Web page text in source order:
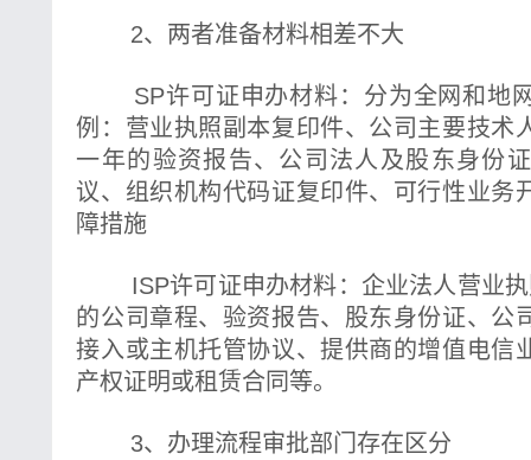
2、两者准备材料相差不大
SP许可证申办材料：分为全网和地网
例：营业执照副本复印件、公司主要技术
一年的验资报告、公司法人及股东身份
议、组织机构代码证复印件、可行性业务
障措施
ISP许可证申办材料：企业法人营业执
的公司章程、验资报告、股东身份证、公
接入或主机托管协议、提供商的增值电信
产权证明或租赁合同等。
3、办理流程审批部门存在区分